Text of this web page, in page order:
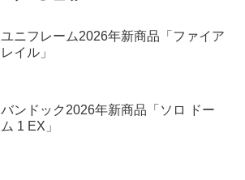
ユニフレーム2026年新商品「ファイア
レイル」
バンドック2026年新商品「ソロ ドー
ム 1 EX」